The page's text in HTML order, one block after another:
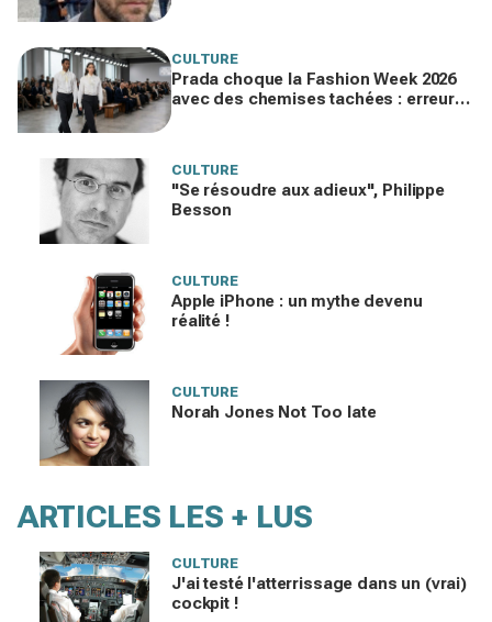
CULTURE
Prada choque la Fashion Week 2026
avec des chemises tachées : erreur
CULTURE
"Se résoudre aux adieux", Philippe
Besson
CULTURE
Apple iPhone : un mythe devenu
réalité !
CULTURE
Norah Jones Not Too late
ARTICLES LES + LUS
CULTURE
J'ai testé l'atterrissage dans un (vrai)
cockpit !